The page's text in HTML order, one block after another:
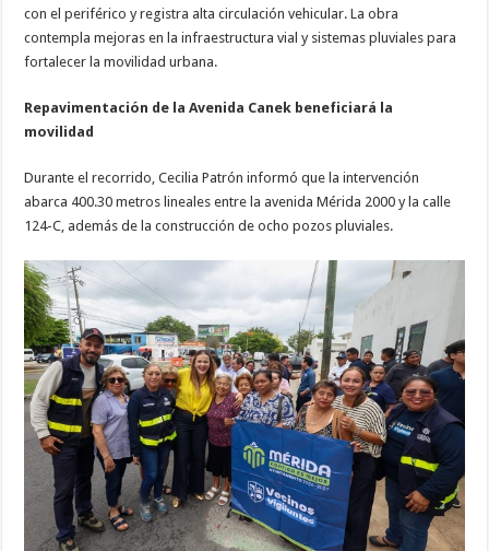
con el periférico y registra alta circulación vehicular. La obra
contempla mejoras en la infraestructura vial y sistemas pluviales para
fortalecer la movilidad urbana.
Repavimentación de la Avenida Canek beneficiará la
movilidad
Durante el recorrido, Cecilia Patrón informó que la intervención
abarca 400.30 metros lineales entre la avenida Mérida 2000 y la calle
124-C, además de la construcción de ocho pozos pluviales.